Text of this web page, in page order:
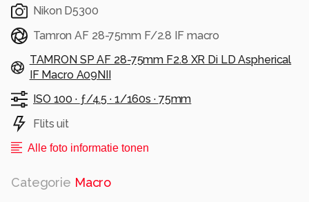
Nikon D5300
Tamron AF 28-75mm F/2.8 IF macro
TAMRON SP AF 28-75mm F2.8 XR Di LD Aspherical
IF Macro A09NII
ISO 100 · ƒ/4.5 · 1/160s · 75mm
Flits uit
Alle foto informatie tonen
Categorie Macro